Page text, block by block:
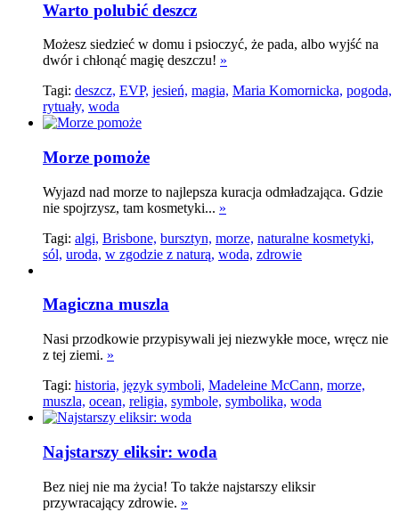
Warto polubić deszcz
Możesz siedzieć w domu i psioczyć, że pada, albo wyjść na
dwór i chłonąć magię deszczu! »
Tagi: deszcz, EVP, jesień, magia, Maria Komornicka, pogoda,
rytuały, woda
Morze pomoże
Wyjazd nad morze to najlepsza kuracja odmładzająca. Gdzie
nie spojrzysz, tam kosmetyki... »
Tagi: algi, Brisbone, bursztyn, morze, naturalne kosmetyki,
sól, uroda, w zgodzie z naturą, woda, zdrowie
Magiczna muszla
Nasi przodkowie przypisywali jej niezwykłe moce, wręcz nie
z tej ziemi. »
Tagi: historia, język symboli, Madeleine McCann, morze,
muszla, ocean, religia, symbole, symbolika, woda
Najstarszy eliksir: woda
Bez niej nie ma życia! To także najstarszy eliksir
przywracający zdrowie. »